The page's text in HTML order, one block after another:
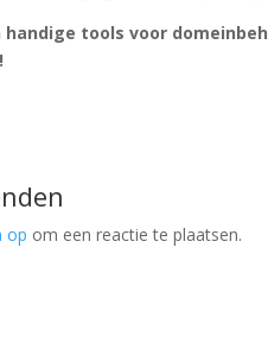
handige tools voor
op om een reactie te plaatsen.